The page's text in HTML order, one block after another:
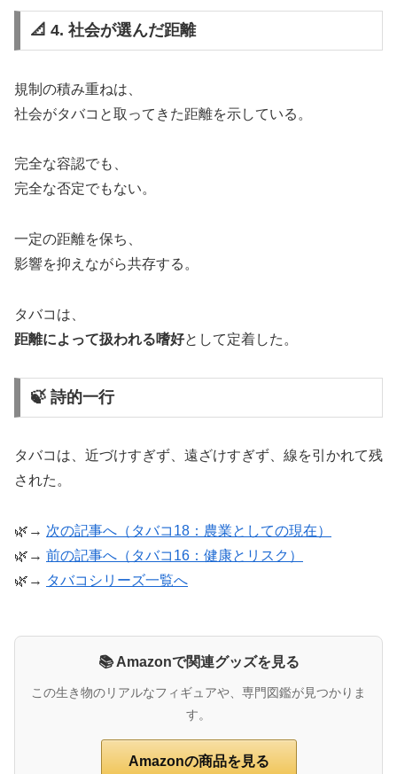
📐 4. 社会が選んだ距離
規制の積み重ねは、
社会がタバコと取ってきた距離を示している。
完全な容認でも、
完全な否定でもない。
一定の距離を保ち、
影響を抑えながら共存する。
タバコは、
距離によって扱われる嗜好として定着した。
🍃 詩的一行
タバコは、近づけすぎず、遠ざけすぎず、線を引かれて残
された。
🌿→ 次の記事へ（タバコ18：農業としての現在）
🌿→ 前の記事へ（タバコ16：健康とリスク）
🌿→ タバコシリーズ一覧へ
📚 Amazonで関連グッズを見る
この生き物のリアルなフィギュアや、専門図鑑が見つかりま
す。
Amazonの商品を見る